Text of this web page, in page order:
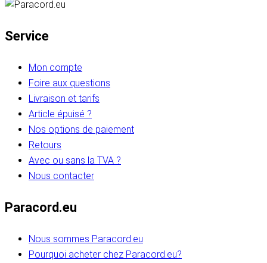
Service
Mon compte
Foire aux questions
Livraison et tarifs
Article épuisé ?
Nos options de paiement
Retours
Avec ou sans la TVA ?
Nous contacter
Paracord.eu
Nous sommes Paracord.eu
Pourquoi acheter chez Paracord.eu?